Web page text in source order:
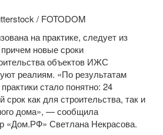
/ FOTODOM
на практике, следует из
новые сроки
объектов ИЖС
реалиям. «По результатам
стало понятно: 24
как для строительства, так и
дома», — сообщила
«Дом.РФ» Светлана Некрасова.